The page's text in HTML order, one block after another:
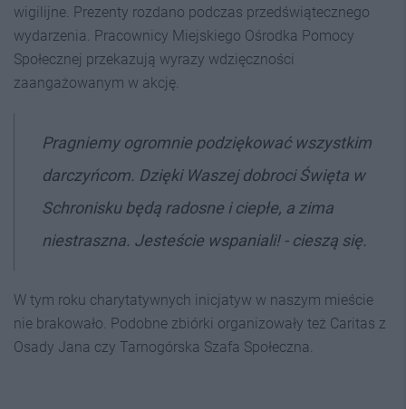
wigilijne. Prezenty rozdano podczas przedświątecznego
wydarzenia. Pracownicy Miejskiego Ośrodka Pomocy
Społecznej przekazują wyrazy wdzięczności
zaangażowanym w akcję.
Pragniemy ogromnie podziękować wszystkim
darczyńcom. Dzięki Waszej dobroci Święta w
Schronisku będą radosne i ciepłe, a zima
niestraszna. Jesteście wspaniali! - cieszą się.
W tym roku charytatywnych inicjatyw w naszym mieście
nie brakowało. Podobne zbiórki organizowały też Caritas z
Osady Jana czy Tarnogórska Szafa Społeczna.